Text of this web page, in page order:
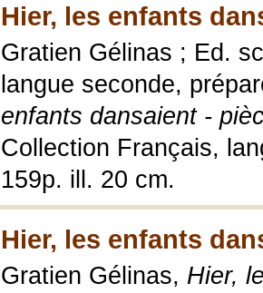
Hier, les enfants
Gratien Gélinas ; Ed.
langue seconde,
enfants dansaient -
Collection Français,
159p. ill. 20 cm.
Hier, les enfants
Gratien Gélinas, Hier,